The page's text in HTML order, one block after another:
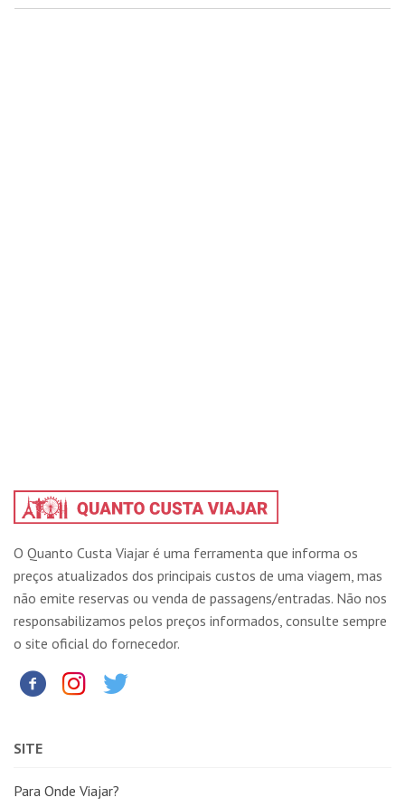
O Quanto Custa Viajar é uma ferramenta que informa os
preços atualizados dos principais custos de uma viagem, mas
não emite reservas ou venda de passagens/entradas. Não nos
responsabilizamos pelos preços informados, consulte sempre
o site oficial do fornecedor.
SITE
Para Onde Viajar?